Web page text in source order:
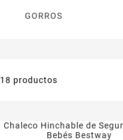
GORROS
18 productos